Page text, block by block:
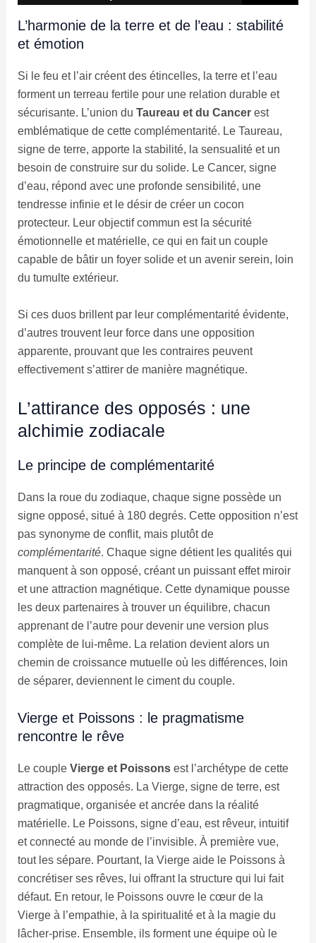
L’harmonie de la terre et de l’eau : stabilité
et émotion
Si le feu et l’air créent des étincelles, la terre et l’eau
forment un terreau fertile pour une relation durable et
sécurisante. L’union du Taureau et du Cancerest
emblématique de cette complémentarité. Le Taureau,
signe de terre, apporte la stabilité, la sensualité et un
besoin de construire sur du solide. Le Cancer, signe
d’eau, répond avec une profonde sensibilité, une
tendresse infinie et le désir de créer un cocon
protecteur. Leur objectif commun est la sécurité
émotionnelle et matérielle, ce qui en fait un couple
capable de bâtir un foyer solide et un avenir serein, loin
du tumulte extérieur.
Si ces duos brillent par leur complémentarité évidente,
d’autres trouvent leur force dans une opposition
apparente, prouvant que les contraires peuvent
effectivement s’attirer de manière magnétique.
L’attirance des opposés : une
alchimie zodiacale
Le principe de complémentarité
Dans la roue du zodiaque, chaque signe possède un
signe opposé, situé à 180 degrés. Cette opposition n’est
pas synonyme de conflit, mais plutôt de
complémentarité. Chaque signe détient les qualités qui
manquent à son opposé, créant un puissant effet miroir
et une attraction magnétique. Cette dynamique pousse
les deux partenaires à trouver un équilibre, chacun
apprenant de l’autre pour devenir une version plus
complète de lui-même. La relation devient alors un
chemin de croissance mutuelle où les différences, loin
de séparer, deviennent le ciment du couple.
Vierge et Poissons : le pragmatisme
rencontre le rêve
Le couple Vierge et Poissonsest l’archétype de cette
attraction des opposés. La Vierge, signe de terre, est
pragmatique, organisée et ancrée dans la réalité
matérielle. Le Poissons, signe d’eau, est rêveur, intuitif
et connecté au monde de l’invisible. À première vue,
tout les sépare. Pourtant, la Vierge aide le Poissons à
concrétiser ses rêves, lui offrant la structure qui lui fait
défaut. En retour, le Poissons ouvre le cœur de la
Vierge à l’empathie, à la spiritualité et à la magie du
lâcher-prise. Ensemble, ils forment une équipe où le